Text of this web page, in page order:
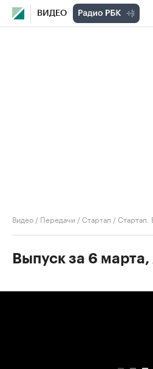
ВИДЕО
Видео / Передачи /Стартап /Стартап.
Выпуск за 6